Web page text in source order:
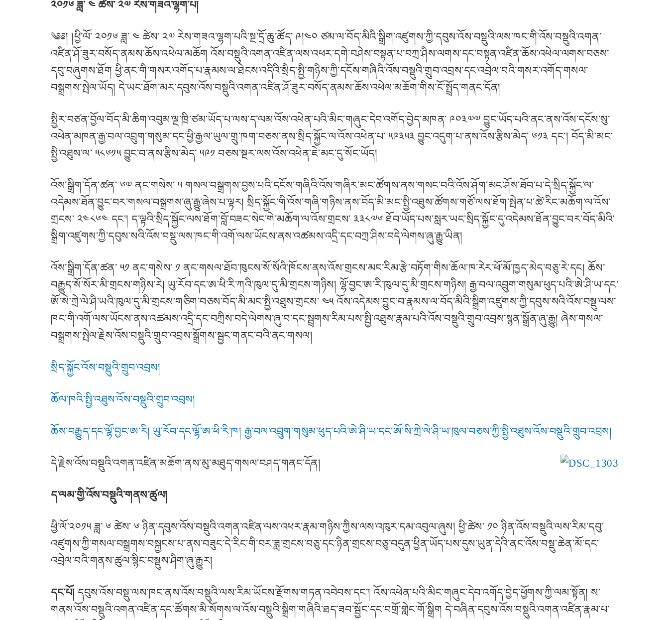
༢༠༡༦ ཟླ་ ༤ ཚེས་ ༢༧ རེས་གཟའ་ལྷག་པ།
༄༅། །ཕྱི་ལོ་ ༢༠༡༦ ཟླ་ ༤ ཚེས་ ༢༧ རེས་གཟའ་ལྷག་པའི་སྔ་དྲོ་ཆུ་ཚོད་ ༩།༤༠ ཙམ་ལ་བོད་མིའི་སྒྲིག་འཛུགས་ཀྱི་དབུས་འོས་བསྡུའི་ལས་ཁང་གི་འོས་བསྡུའི་འགན་
འཛིན་ཤོ་ཟུར་བསོད་ནམས་ཆོས་འཕེལ་མཆོག འོས་བསྡུའི་འགན་འཛིན་ལས་འཕར་དགེ་བཤེས་བསྟན་པ་བཀྲ་ཤིས་ལགས་དང་བསྟན་འཛིན་ཆོས་འཕེལ་ལགས་བཅས་
དབུ་བཞུགས་ཐོག ཕྱི་ནང་གི་གསར་འགོད་པ་རྣམས་ལ་ཐེངས་འདིའི་སྲིད་སྤྱི་གཉིས་ཀྱི་དངོས་གཞིའི་འོས་བསྡུའི་གྲུབ་འབྲས་དང་འབྲེལ་བའི་གསར་འགོད་གསལ་
བསྒྲགས་སྤེལ་ཡོད། དེ་ཡང་ཐོག་མར་དབུས་འོས་བསྡུའི་འགན་འཛིན་ཤོ་ཟུར་བསོད་ནམས་ཆོས་འཕེལ་མཆོག་གིས་ངོ་སྤྲོད་གནང་དོན།
སྤྱིར་བཙན་བྱོལ་བོད་མི་ཆིག་འབུམ་ལྔ་ཁྲི་ཙམ་ཡོད་པ་ལས་ད་ལམ་འོས་འཕེན་པའི་མིང་གཞུང་དེབ་འགོད་བྱེད་མཁན་ ༩༠༣༧༧ བྱུང་ཡོད་པའི་ནང་ནས་འོས་དངོས་སུ་
འཕེན་མཁན་རྒྱ་བལ་འབྲུག་གསུམ་དང་ཕྱི་རྒྱལ་ཡུལ་གྲུ་ཁག་བཅས་ནས་སྲིད་སྐྱོང་ལ་འོས་འཕེན་པ་ ༥༩༣༥༣ བྱུང་འདུག་པ་ནས་འོས་རྩིས་མེད་ ༦༡༣ དང་། བོད་མི་མང་
སྤྱི་འཐུས་ལ་ ༥༨༦༡༥ བྱུང་བ་ནས་རྩིས་མེད་ ༥༩༡ བཅས་སྔར་ལས་འོས་འཕེན་ཇེ་མང་དུ་སོང་ཡོད།
འོས་སྒྲིག་དོན་ཚན་ ༦༧ ནང་གསེས་ ༥ གསལ་བསྒྲགས་བྱས་པའི་དངོས་གཞིའི་འོས་གཞིར་མང་ཚོགས་ནས་གསང་བའི་འོས་ཤོག་མང་ཤོས་ཐོབ་པ་དེ་སྲིད་སྐྱོང་ལ་
འདེམས་ཐོན་བྱུང་བར་གསལ་བསྒྲགས་ཞུ་རྒྱུ་ཞེས་པ་ལྟར། སྲིད་སྐྱོང་གི་འོས་གཞི་གཉིས་ནས་བོད་མི་མང་སྤྱི་འཐུས་ཚོགས་གཙོ་ལས་ཐོག་སྤེན་པ་ཚེ་རིང་མཆོག་ལ་འོས་
གྲངས་ ༢༤༨༦༤ དང་། ད་ལྟའི་སྲིད་སྐྱོང་ལས་ཐོག་བློ་བཟང་སེང་གེ་མཆོག་ལ་འོས་གྲངས་ ༣༣༨༧༦ ཐོབ་ཡོད་པས་སླར་ཡང་སྲིད་སྐྱོང་དུ་འདེམས་ཐོན་བྱུང་བར་བོད་མིའི་
སྒྲིག་འཛུགས་ཀྱི་དབུས་སའི་འོས་བསྡུ་ལས་ཁང་གི་འགོ་ལས་ཡོངས་ནས་འཚམས་འདྲི་དང་བཀྲ་ཤིས་བདེ་ལེགས་ཞུ་རྒྱུ་ཡིན།
འོས་སྒྲིག་དོན་ཚན་ ༥༡ ནང་གསེས་ ༡ ནང་གསལ་ཐོབ་ཁུངས་སོ་སོའི་ཁོངས་ནས་འོས་གྲངས་མང་རིམ་རྩེ་བཏོག་གིས་ཆོལ་ཁ་རེར་ཕོ་མོ་ཁྱད་མེད་བཅུ་རེ་དང། ཆོས་
བརྒྱུད་སོ་སོར་མི་གྲངས་གཉིས་རེ། ཡུ་རོབ་དང་ཨ་ཕི་རི་ཀའི་ཁུལ་དུ་མི་གྲངས་གཉིས། ལྷོ་བྱང་ཨ་རི་ཁུལ་དུ་མི་གྲངས་གཉིས། རྒྱ་བལ་འབྲུག་གསུམ་ཕུད་པའི་ཨེ་ཤི་ཡ་དང་
ཨོ་སེ་ཀྲེ་ལེ་ཤི་ཡའི་ཁུལ་དུ་མི་གྲངས་གཅིག་བཅས་བོད་མི་མང་སྤྱི་འཐུས་གྲངས་ ༤༥ འོས་འདེམས་བྱུང་བ་རྣམས་ལ་བོད་མིའི་སྒྲིག་འཛུགས་ཀྱི་དབུས་སའི་འོས་བསྡུ་ལས་
ཁང་གི་འགོ་ལས་ཡོངས་ནས་འཚམས་འདྲི་དང་བཀྲིས་བདེ་ལེགས་ཞུ་བ་དང་སྦྲགས་རིམ་པས་སྤྱི་འཐུས་རྣམ་པའི་འོས་བསྡུའི་གྲུབ་འབྲས་སྙན་སྒྲོན་ཞུ་རྒྱུ། ཞེས་གསལ་
བསྒྲགས་སྤེལ་རྗེས་འོས་བསྡུའི་གྲུབ་འབྲས་སྒྲོགས་སྦྱང་གནང་བའི་ནང་གསལ།
སྲིད་སྐྱོང་འོས་བསྡུའི་གྲུབ་འབྲས།
ཆོལ་ཁའི་སྤྱི་འཐུས་འོས་བསྡུའི་གྲུབ་འབྲས།
ཆོས་བརྒྱུད་དང་ལྷོ་བྱང་ཨ་རི། ཡུ་རོབ་དང་ལྷོ་ཨ་ཕི་རི་ཁ། རྒྱ་བལ་འབྲུག་གསུམ་ཕུད་པའི་ཨེ་ཤི་ཡ་དང་ཨོ་སི་ཀྲེ་ལེ་ཤི་ཡ་ཁུལ་བཅས་ཀྱི་སྤྱི་འཐུས་འོས་བསྡུའི་གྲུབ་འབྲས།
དེ་རྗེས་འོས་བསྡུའི་འགན་འཛིན་མཆོག་ནས་མུ་མཐུད་གསལ་བཤད་གནང་དོན།
ད་ལམ་གྱི་འོས་བསྡུའི་གནས་ཚུལ།
ཕྱི་ལོ་༢༠༡༥ ཟླ་ ༦ ཚེས་ ༦ ཉིན་དབུས་འོས་བསྡུའི་འགན་འཛིན་ལས་འཕར་རྣམ་གཉིས་ཀྱིས་ལས་འཁུར་དམ་འབུལ་ཞུས། ཕྱི་ཚེས་ ༡༠ ཉིན་འོས་བསྡུའི་ལས་རིམ་དབུ་
འཛུགས་ཀྱི་གསལ་བསྒྲགས་བསྐྱངས་པ་ནས་བཟུང་དེ་རིང་གི་བར་ཟླ་གྲངས་བཅུ་དང་ཉིན་གྲངས་བཅུ་བདུན་ཕྱིན་ཡོད་པས་དུས་ཡུན་དེའི་ནང་འོས་བསྡུ་ཆེན་མོ་དང་
འབྲེལ་བའི་གནས་ཚུལ་སྙིང་བསྡུས་ཤིག་ཞུ་རྒྱུར།
དང་པོ། དབུས་འོས་བསྡུ་ལས་ཁང་ནས་འོས་བསྡུའི་ལས་རིམ་ཡོངས་རྫོགས་གཏན་འབེབས་དང་། འོས་འཕེན་པའི་མིང་གཞུང་དེབ་འགོད་བྱེད་ཕྱོགས་ཀྱི་ལམ་སྟོན། ས་
གནས་འོས་བསྡུའི་འགན་འཛིན་དང་ཚོགས་མི་སོགས་ལ་འོས་བསྡུའི་སྒྲིག་གཞིའི་ཐད་ཟབ་སྦྱོང་དང་བགྲོ་གླེང་གོ་སྒྲིག དེ་བཞིན་དབུས་འོས་བསྡུའི་འགན་འཛིན་རྣམ་པ་